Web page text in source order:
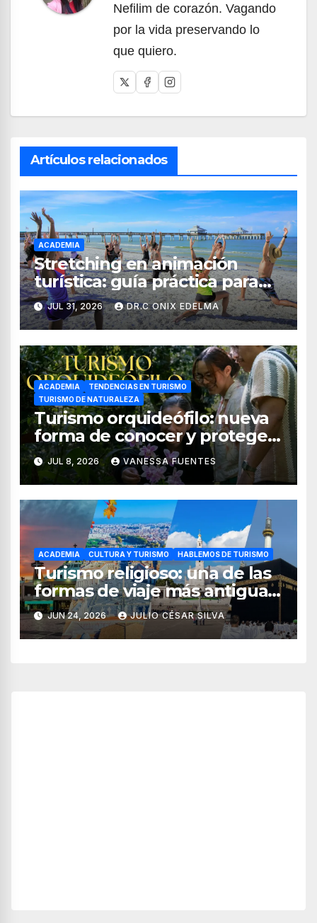
Nefilim de corazón. Vagando
por la vida preservando lo
que quiero.
Artículos relacionados
ACADEMIA
Stretching en animación
turística: guía práctica para
crear experiencias de
bienestar en hoteles
JUL 31, 2026 DR.C ONIX EDELMA
ACADEMIA
TENDENCIAS EN TURISMO
TURISMO DE NATURALEZA
Turismo orquideófilo: nueva
forma de conocer y proteger
las orquídeas de México
JUL 8, 2026 VANESSA FUENTES
ACADEMIA CULTURA Y TURISMO HABLEMOS DE TURISMO
Turismo religioso: una de las
formas de viaje más antiguas
y vigentes del mundo
JUN 24, 2026 JULIO CÉSAR SILVA